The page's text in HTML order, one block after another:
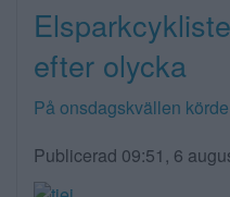
efter olycka
På onsdagskvällen
Publicerad 09:51, 6